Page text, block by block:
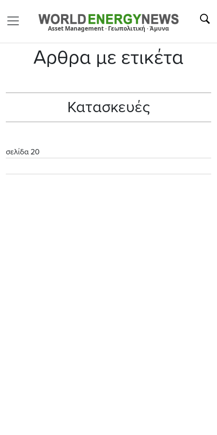
Asset Management · Γεωπολιτική · Άμυνα
Αρθρα με ετικέτα
Κατασκευές
σελίδα 20